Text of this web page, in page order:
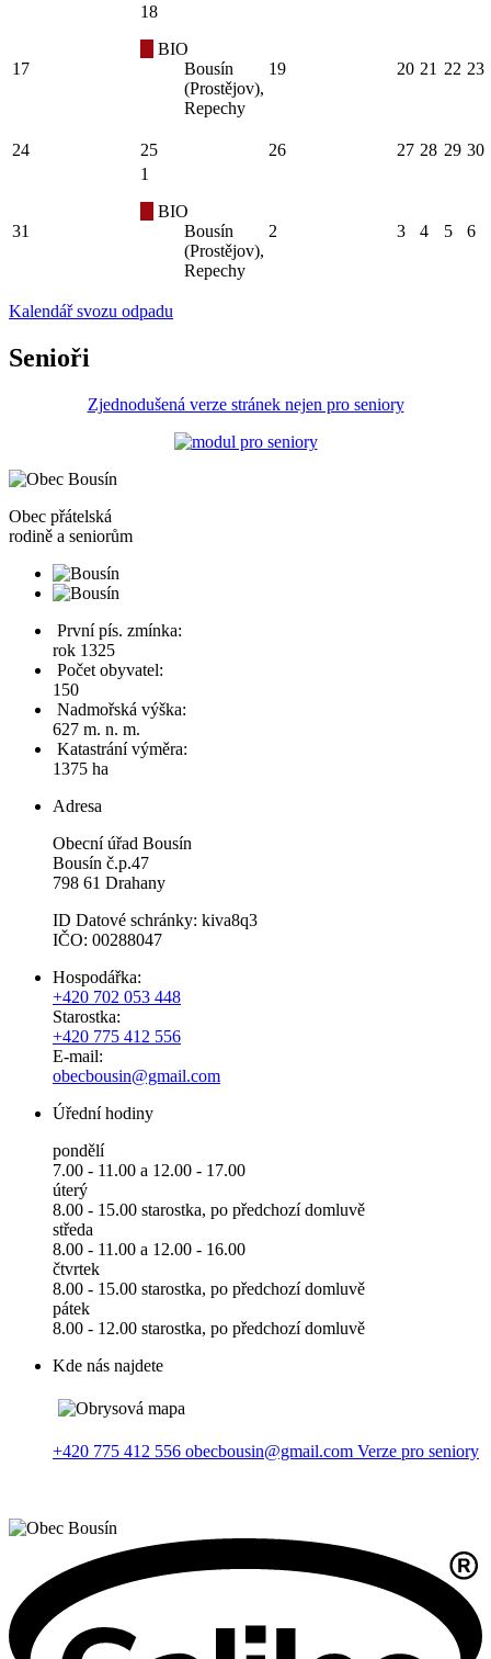
17
18
BIO
Bousín
(Prostějov),
Repechy
19 20 21 22 23
24 25 26 27 28 29 30
31
1
BIO
Bousín
(Prostějov),
Repechy
2 3 4 5 6
Kalendář svozu odpadu
Senioři
Zjednodušená verze stránek nejen pro seniory
Obec přátelská
rodině a seniorům
První pís. zmínka:
rok 1325
Počet obyvatel:
150
Nadmořská výška:
627 m. n. m.
Katastrání výměra:
1375 ha
Adresa
Obecní úřad Bousín
Bousín č.p.47
798 61 Drahany
ID Datové schránky: kiva8q3
IČO: 00288047
Hospodářka:
+420 702 053 448
Starostka:
+420 775 412 556
E-mail:
obecbousin@gmail.com
Úřední hodiny
pondělí
7.00 - 11.00 a 12.00 - 17.00
úterý
8.00 - 15.00 starostka, po předchozí domluvě
středa
8.00 - 11.00 a 12.00 - 16.00
čtvrtek
8.00 - 15.00 starostka, po předchozí domluvě
pátek
8.00 - 12.00 starostka, po předchozí domluvě
Kde nás najdete
+420 775 412 556 obecbousin@gmail.com Verze pro seniory